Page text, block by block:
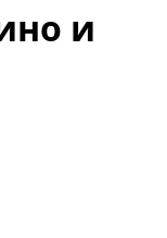
и